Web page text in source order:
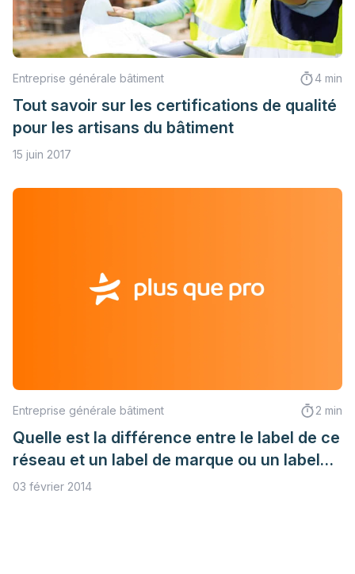
Entreprise générale bâtiment 4 min
Tout savoir sur les certifications de qualité
pour les artisans du bâtiment
15 juin 2017
Entreprise générale bâtiment 2 min
Quelle est la différence entre le label de ce
réseau et un label de marque ou un label
métier ?
03 février 2014